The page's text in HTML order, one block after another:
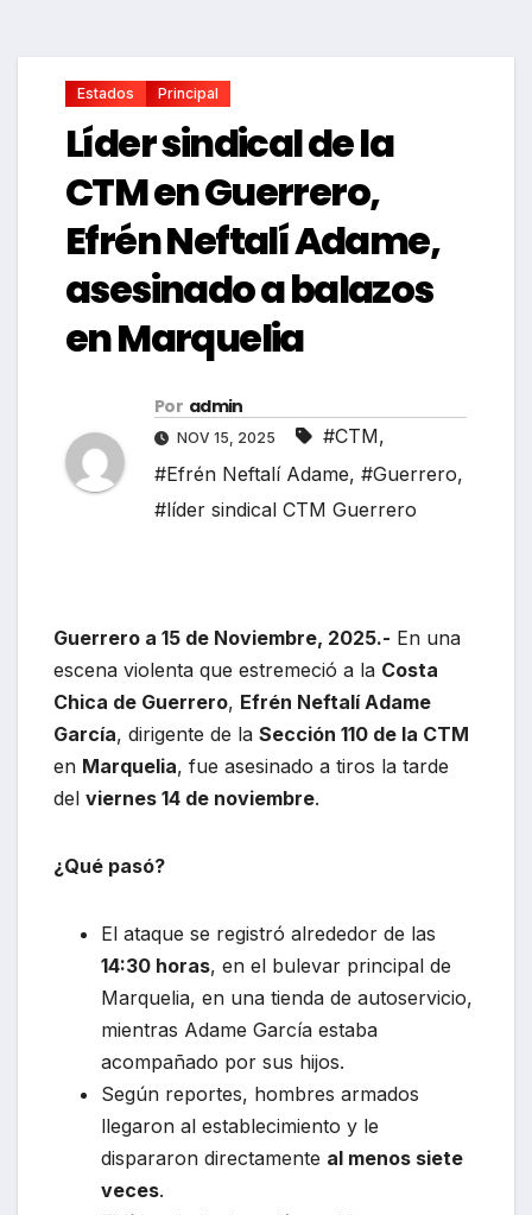
Estados Principal
Líder sindical de la
CTM en Guerrero,
Efrén Neftalí Adame,
asesinado a balazos
en Marquelia
Por admin
NOV 15, 2025 #CTM,
#Efrén Neftalí Adame, #Guerrero,
#líder sindical CTM Guerrero
Guerrero a 15 de Noviembre, 2025.- En una
escena violenta que estremeció a la Costa
Chica de Guerrero, Efrén Neftalí Adame
García, dirigente de la Sección 110 de la CTM
en Marquelia, fue asesinado a tiros la tarde
del viernes 14 de noviembre.
¿Qué pasó?
El ataque se registró alrededor de las
14:30 horas, en el bulevar principal de
Marquelia, en una tienda de autoservicio,
mientras Adame García estaba
acompañado por sus hijos.
Según reportes, hombres armados
llegaron al establecimiento y le
dispararon directamente al menos siete
veces.